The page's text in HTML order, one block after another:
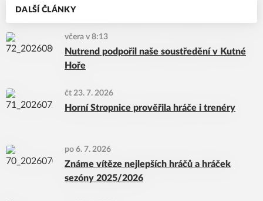
DALŠÍ ČLÁNKY
včera v 8:13
Nutrend podpořil naše soustředění v Kutné
Hoře
čt 23. 7. 2026
Horní Stropnice prověřila hráče i trenéry
po 6. 7. 2026
Známe vítěze nejlepších hráčů a hráček
sezóny 2025/2026